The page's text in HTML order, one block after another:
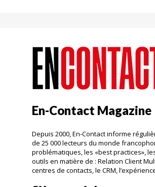
En-Contact Magazine
Depuis 2000, En-Contact informe
de 25 000 lecteurs du monde
problématiques, les «best practices»,
outils en matière de : Relation Client
centres de contacts, le CRM,